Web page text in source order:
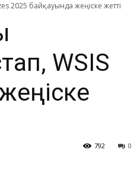
2025 байқауында жеңіске жетті
WSIS
0
792